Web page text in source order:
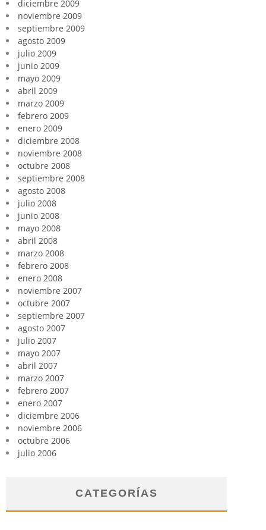
diciembre 2009
noviembre 2009
septiembre 2009
agosto 2009
julio 2009
junio 2009
mayo 2009
abril 2009
marzo 2009
febrero 2009
enero 2009
diciembre 2008
noviembre 2008
octubre 2008
septiembre 2008
agosto 2008
julio 2008
junio 2008
mayo 2008
abril 2008
marzo 2008
febrero 2008
enero 2008
noviembre 2007
octubre 2007
septiembre 2007
agosto 2007
julio 2007
mayo 2007
abril 2007
marzo 2007
febrero 2007
enero 2007
diciembre 2006
noviembre 2006
octubre 2006
julio 2006
CATEGORÍAS